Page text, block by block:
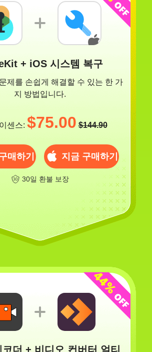
더 + 비디오 컨버터 얼티
+ iOS 시스템 복구
제를 손쉽게 해결할 수 있는 한 가
지 방법입니다.
센스: $75.00 $144.90
매하기 지금 구매하기
30일 환불 보장